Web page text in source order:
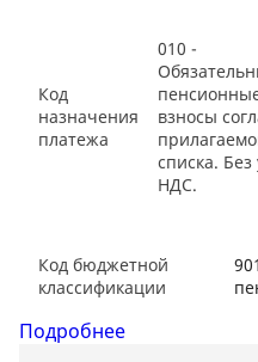
Код
назначения
платежа
010 -
взносы
списка. Без
НДС.
Код бюджетной
классификации
Подробнее